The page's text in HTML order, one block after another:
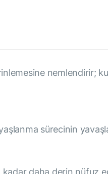
nemlendirir;
sürecinin
daha derin nüfuz